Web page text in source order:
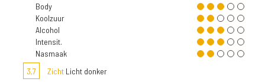
Body
Koolzuur
Alcohol
Intensit.
Nasmaak
3,7
Zicht Licht donker